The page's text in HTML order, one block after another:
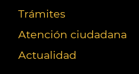
Trámites
Atención ciudadana
Actualidad